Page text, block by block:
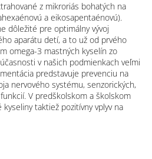
z mikroriás bohatých na
a eikosapentaénovú).
dôležité pre optimálny vývoj
aparátu detí, a to už od prvého
omega-3 mastných kyselín zo
v našich podmienkach veľmi
predstavuje prevenciu na
nervového systému, senzorických,
V predškolskom a školskom
taktiež pozitívny vplyv na